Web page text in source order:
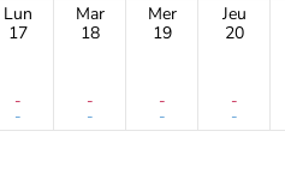
Lun
17
-
-
Mar
18
-
-
Mer
19
-
-
Jeu
20
-
-